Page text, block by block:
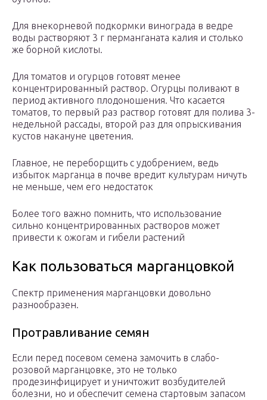
Для внекорневой подкормки винограда в ведре
воды растворяют 3 г перманганата калия и столько
же борной кислоты.
Для томатов и огурцов готовят менее
концентрированный раствор. Огурцы поливают в
период активного плодоношения. Что касается
томатов, то первый раз раствор готовят для полива 3-
недельной рассады, второй раз для опрыскивания
кустов накануне цветения.
Главное, не переборщить с удобрением, ведь
избыток марганца в почве вредит культурам ничуть
не меньше, чем его недостаток
Более того важно помнить, что использование
сильно концентрированных растворов может
привести к ожогам и гибели растений
Как пользоваться марганцовкой
Спектр применения марганцовки довольно
разнообразен.
Протравливание семян
Если перед посевом семена замочить в слабо-
розовой марганцовке, это не только
продезинфицирует и уничтожит возбудителей
болезни, но и обеспечит семена стартовым запасом